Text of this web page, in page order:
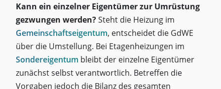
Kann ein einzelner Eigentümer zur Umrüstung
gezwungen werden?Steht die Heizung im
Gemeinschaftseigentum, entscheidet die GdWE
über die Umstellung. Bei Etagenheizungen im
Sondereigentum bleibt der einzelne Eigentümer
zunächst selbst verantwortlich. Betreffen die
Vorgaben jedoch die Bilanz des gesamten